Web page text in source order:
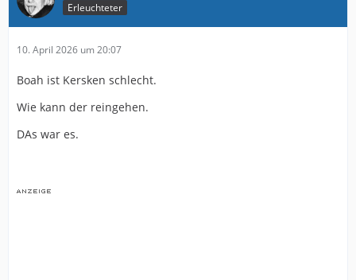
Erleuchteter
10. April 2026 um 20:07
Boah ist Kersken schlecht.
Wie kann der reingehen.
DAs war es.